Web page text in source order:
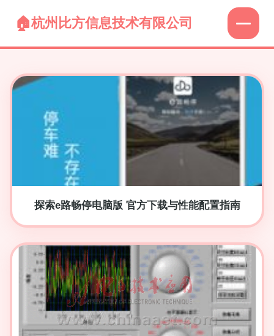
杭州比方信息技术有限公司
探索e路畅停电脑版 官方下载与性能配置指南